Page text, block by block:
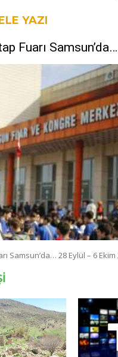
YAZI
Fuarı Samsun’da…
Samsun’da… 28 Eylül – 6